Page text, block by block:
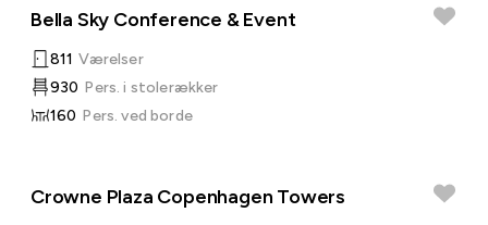
Bella Sky Conference & Event
811 Værelser
930 Pers. i stolerækker
160 Pers. ved borde
Crowne Plaza Copenhagen Towers